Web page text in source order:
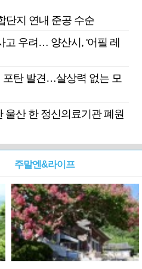
단지 연내 준공 수순
고 우려… 양산시, '어필 레
포탄 발견…살상력 없는 모
울산 한 정신의료기관 폐원
주말엔&라이프